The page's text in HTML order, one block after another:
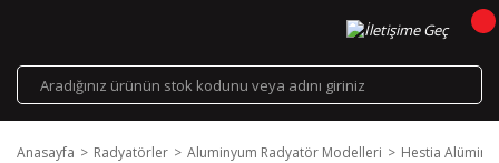
Anasayfa Radyatörler Aluminyum Radyatör Modelleri Hestia